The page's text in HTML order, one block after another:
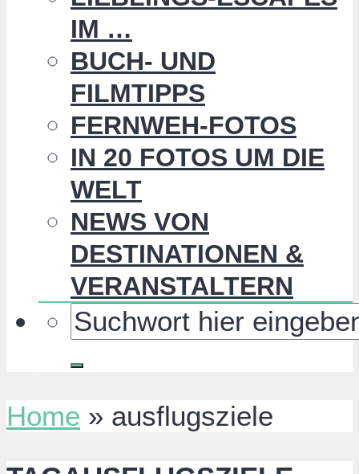
IM …
BUCH- UND
FILMTIPPS
FERNWEH-FOTOS
IN 20 FOTOS UM DIE
WELT
NEWS VON
DESTINATIONEN &
VERANSTALTERN
Home » ausflugsziele